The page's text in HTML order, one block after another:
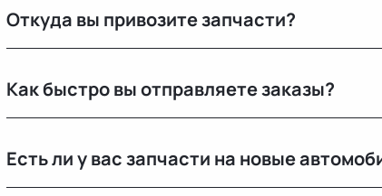
Откуда вы привозите запчасти?
странах. Все детали проходят визуальный осмотр и
Как быстро вы отправляете заказы?
зависимости от транспортной компании.
Есть ли у вас запчасти на новые